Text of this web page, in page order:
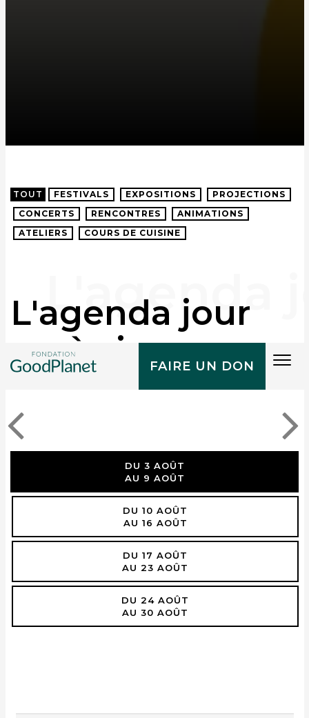
FAIRE UN DON
TOUT FESTIVALS EXPOSITIONS
PROJECTIONS
CONCERTS
RENCONTRES
ANIMATIONS
ATELIERS
COURS DE CUISINE
L'agenda jour
après jour
DU 3 AOÛT
AU 9 AOÛT
DU 10 AOÛT
AU 16 AOÛT
DU 17 AOÛT
AU 23 AOÛT
DU 24 AOÛT
AU 30 AOÛT